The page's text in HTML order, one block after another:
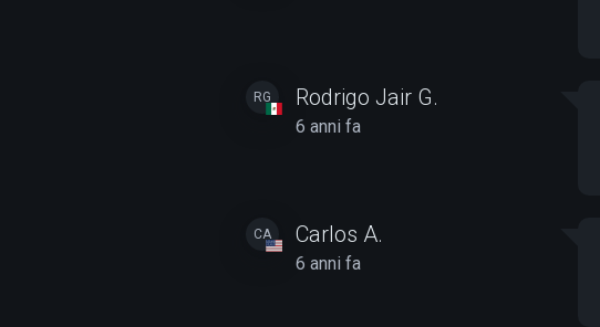
RG Rodrigo Jair G.
6 anni fa
CA Carlos A.
6 anni fa